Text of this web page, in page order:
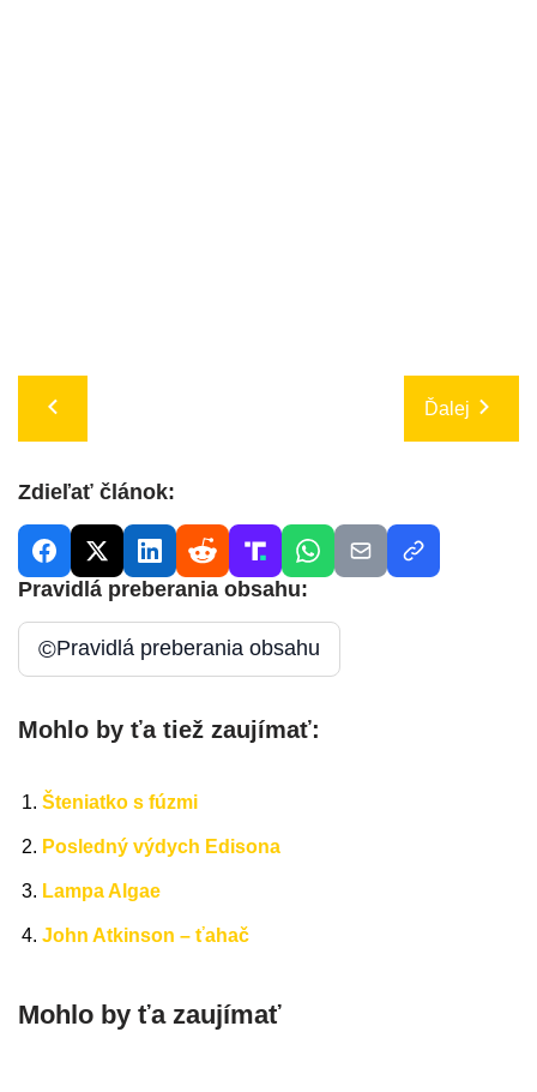
Ďalej
Zdieľať článok:
Pravidlá preberania obsahu:
©Pravidlá preberania obsahu
Mohlo by ťa tiež zaujímať:
Šteniatko s fúzmi
Posledný výdych Edisona
Lampa Algae
John Atkinson – ťahač
Mohlo by ťa zaujímať